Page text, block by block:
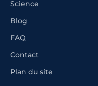
Science
Blog
FAQ
Contact
Plan du site